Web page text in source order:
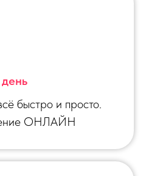
быстро и просто.
ОНЛАЙН